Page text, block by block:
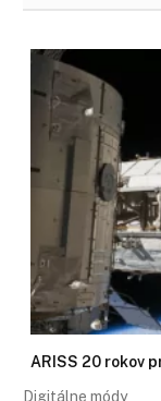
ARISS 20 rokov
Digitálne módy